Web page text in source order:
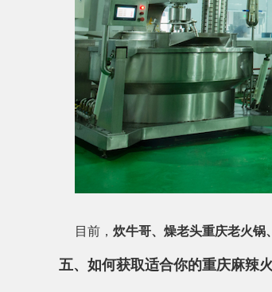
目前， 炊牛哥、燥老头重庆老火锅
五、如何获取适合你的重庆麻辣